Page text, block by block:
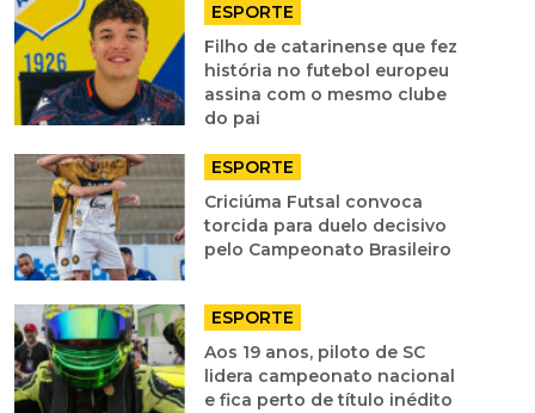
ESPORTE
Filho de catarinense que fez
história no futebol europeu
assina com o mesmo clube
do pai
ESPORTE
Criciúma Futsal convoca
torcida para duelo decisivo
pelo Campeonato Brasileiro
ESPORTE
Aos 19 anos, piloto de SC
lidera campeonato nacional
e fica perto de título inédito